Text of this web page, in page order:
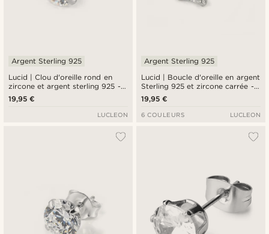
Lucid | Clou d'oreille rond en
zircone et argent sterling 925 - 8
mm
Argent Sterling 925
19,95 €
LUCLEON
Lucid | Boucle d'oreille en argent
Sterling 925 et zircone carrée -
6 mm
Argent Sterling 925
19,95 €
6 COULEURS LUCLEON